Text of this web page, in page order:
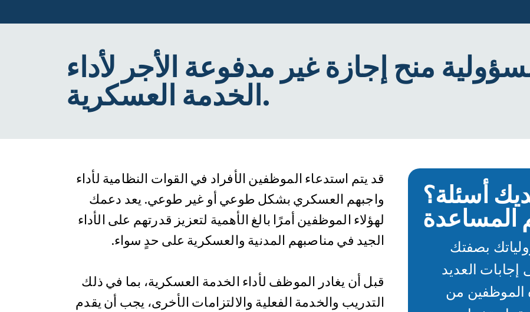
منح إجازة غير مدفوعة الأجر لأداء
الخدمة العسكرية.
قد يتم استدعاء الموظفين الأفراد في القوات النظامية لأداء
واجبهم العسكري بشكل طوعي أو غير طوعي. يعد دعمك
لهؤلاء الموظفين أمرًا بالغ الأهمية لتعزيز قدرتهم على الأداء
الجيد في مناصبهم المدنية والعسكرية على حدٍ سواء.
قبل أن يغادر الموظف لأداء الخدمة العسكرية، بما في ذلك
التدريب والخدمة الفعلية والالتزامات الأخرى، يجب أن يقدم
أسئلة؟
بصفتك
العديد
الموظفين من